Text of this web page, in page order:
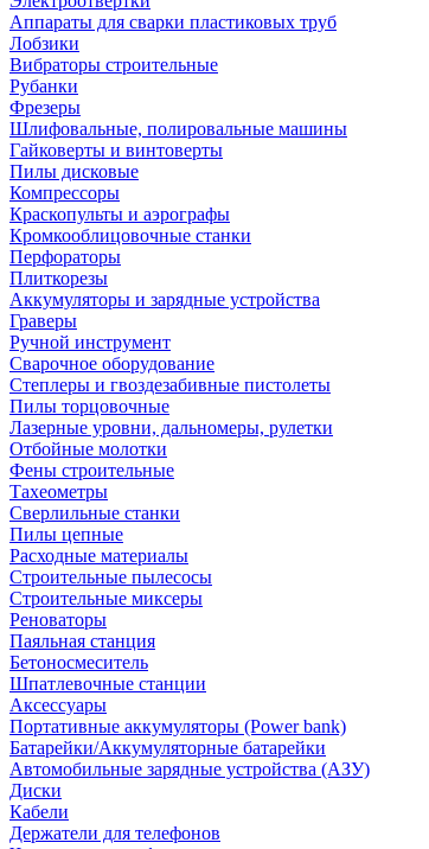
Аппараты для сварки пластиковых труб
Лобзики
Вибраторы строительные
Рубанки
Фрезеры
Шлифовальные, полировальные машины
Гайковерты и винтоверты
Пилы дисковые
Компрессоры
Краскопульты и аэрографы
Кромкооблицовочные станки
Перфораторы
Плиткорезы
Аккумуляторы и зарядные устройства
Граверы
Ручной инструмент
Сварочное оборудование
Степлеры и гвоздезабивные пистолеты
Пилы торцовочные
Лазерные уровни, дальномеры, рулетки
Отбойные молотки
Фены строительные
Тахеометры
Сверлильные станки
Пилы цепные
Расходные материалы
Строительные пылесосы
Строительные миксеры
Реноваторы
Паяльная станция
Бетоносмеситель
Шпатлевочные станции
Аксессуары
Портативные аккумуляторы (Power bank)
Батарейки/Аккумуляторные батарейки
Автомобильные зарядные устройства (АЗУ)
Диски
Кабели
Держатели для телефонов